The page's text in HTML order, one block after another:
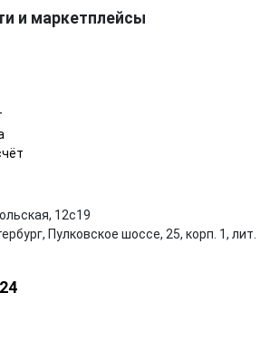
и маркетплейсы
12с19
Пулковское шоссе, 25, корп. 1, лит.